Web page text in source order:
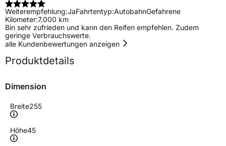
Weiterempfehlung:JaFahrtentyp:AutobahnGefahrene
Kilometer:7.000 km
Bin sehr zufrieden und kann den Reifen empfehlen. Zudem
geringe Verbrauchswerte.
alle Kundenbewertungen anzeigen
Produktdetails
Dimension
Breite255
Höhe45